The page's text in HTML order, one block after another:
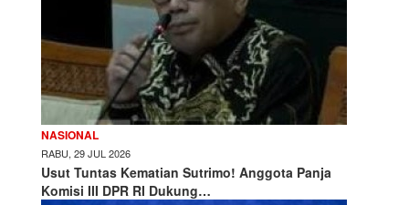
NASIONAL
RABU, 29 JUL 2026
Usut Tuntas Kematian Sutrimo! Anggota Panja
Komisi III DPR RI Dukung…